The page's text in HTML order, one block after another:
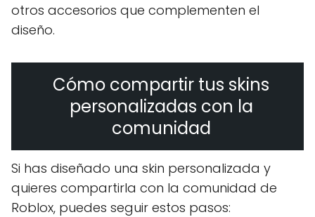
otros accesorios que complementen el
diseño.
Cómo compartir tus skins
personalizadas con la
comunidad
Si has diseñado una skin personalizada y
quieres compartirla con la comunidad de
Roblox, puedes seguir estos pasos: